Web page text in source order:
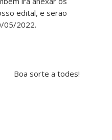
edital, e serão
05/2022.
Boa sorte a todes!